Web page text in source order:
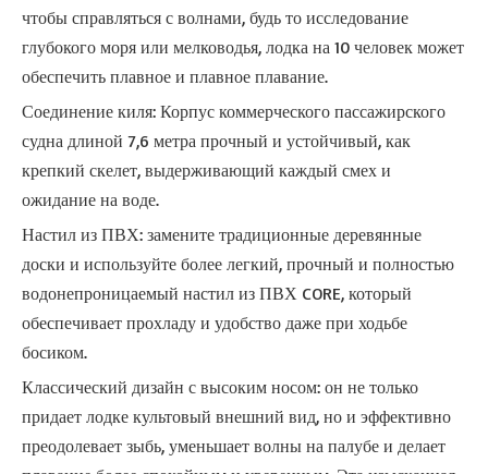
чтобы справляться с волнами, будь то исследование
глубокого моря или мелководья, лодка на 10 человек может
обеспечить плавное и плавное плавание.
Соединение киля: Корпус коммерческого пассажирского
судна длиной 7,6 метра прочный и устойчивый, как
крепкий скелет, выдерживающий каждый смех и
ожидание на воде.
Настил из ПВХ: замените традиционные деревянные
доски и используйте более легкий, прочный и полностью
водонепроницаемый настил из ПВХ CORE, который
обеспечивает прохладу и удобство даже при ходьбе
босиком.
Классический дизайн с высоким носом: он не только
придает лодке культовый внешний вид, но и эффективно
преодолевает зыбь, уменьшает волны на палубе и делает